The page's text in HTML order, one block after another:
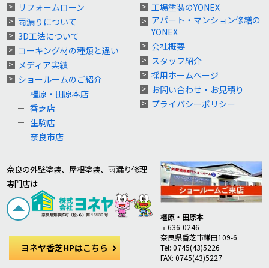
リフォームローン
雨漏りについて
3D工法について
コーキング材の種類と違い
メディア実績
ショールームのご紹介
橿原・田原本店
香芝店
生駒店
奈良市店
工場塗装のYONEX
アパート・マンション修繕の
YONEX
会社概要
スタッフ紹介
採用ホームページ
お問い合わせ・お見積り
プライバシーポリシー
奈良の外壁塗装、屋根塗装、雨漏り修理
専門店は
ヨネヤ香芝HPはこちら
橿原・田原本
〒636-0246
奈良県香芝市鎌田109-6
Tel: 0745(43)5226
FAX: 0745(43)5227